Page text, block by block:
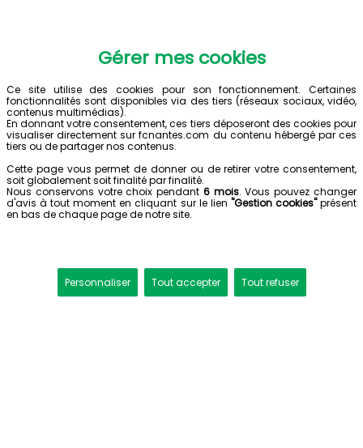
Gérer mes cookies
Ce site utilise des cookies pour son fonctionnement. Certaines
fonctionnalités sont disponibles via des tiers (réseaux sociaux, vidéo,
contenus multimédias).
En donnant votre consentement, ces tiers déposeront des cookies pour
visualiser directement sur fcnantes.com du contenu hébergé par ces
tiers ou de partager nos contenus.
Cette page vous permet de donner ou de retirer votre consentement,
soit globalement soit finalité par finalité.
Nous conservons votre choix pendant 6 mois. Vous pouvez changer
d'avis à tout moment en cliquant sur le lien "Gestion cookies"présent
en bas de chaque page de notre site.
Personnaliser Tout accepter Tout refuser